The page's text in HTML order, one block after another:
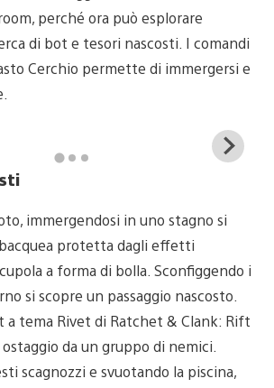
perché ora può esplorare
di bot e tesori nascosti. I comandi
Cerchio permette di immergersi e
immergendosi in uno stagno si
protetta dagli effetti
a forma di bolla. Sconfiggendo i
si scopre un passaggio nascosto.
a tema Rivet di Ratchet & Clank: Rift
da un gruppo di nemici.
scagnozzi e svuotando la piscina,